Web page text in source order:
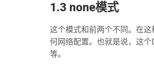
1.3 none模式
这个模式和前两个不同。在
何网络配置。也就是说，这
等。